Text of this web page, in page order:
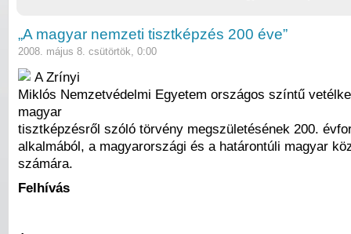
„A magyar nemzeti tisztképzés 200 éve”
2008. május 8. csütörtök, 0:00
A Zrínyi
Miklós Nemzetvédelmi Egyetem országos színtű
magyar
tisztképzésről szóló törvény megszületésének 200.
alkalmából, a magyarországi és a határontúli magyar
számára.
Felhívás